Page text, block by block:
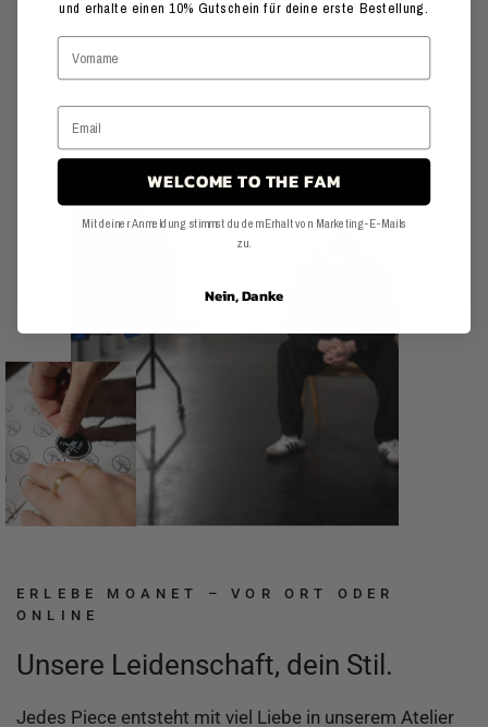
Hingabe für das Modelabel Moanet spürst Du in jedem
Detail.
ERLEBE MOANET – VOR ORT ODER
ONLINE
Unsere Leidenschaft, dein Stil.
Jedes Piece entsteht mit viel Liebe in unserem Atelier
und erhalte einen 10% Gutschein für deine erste Bestellung.
WELCOME TO THE FAM
Mit deiner Anmeldung stimmst du dem Erhalt von Marketing-E-Mails
zu.
Nein, Danke